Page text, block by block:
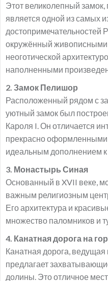
Этот великолепный
является одной из самых
окружённый живописными
неоготической
наполненными
2. Замок Пелишор
Расположенный рядом с
уютный замок был
Кароля I. Он отличается
прекрасно оформленными
идеальным дополнением к
3. Монастырь Синая
Основанный в XVII веке,
важным религиозным
Его архитектура и
множество паломников и
4. Канатная дорога на
Канатная дорога,
предлагает
долины. Это отличное